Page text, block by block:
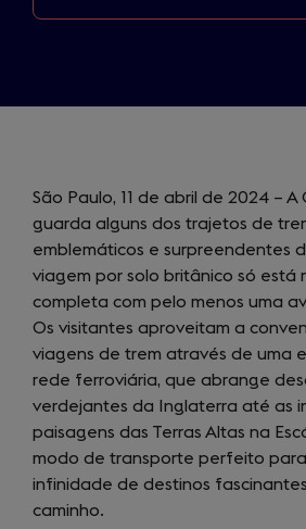
São Paulo, 11 de abril de 2024 –
guarda alguns dos trajetos de
emblemáticos e surpreendentes
viagem por solo britânico só está
completa com pelo menos uma
Os visitantes aproveitam a
viagens de trem através de uma
rede ferroviária, que abrange
verdejantes da Inglaterra até as
paisagens das Terras Altas na
modo de transporte perfeito
infinidade de destinos
caminho.